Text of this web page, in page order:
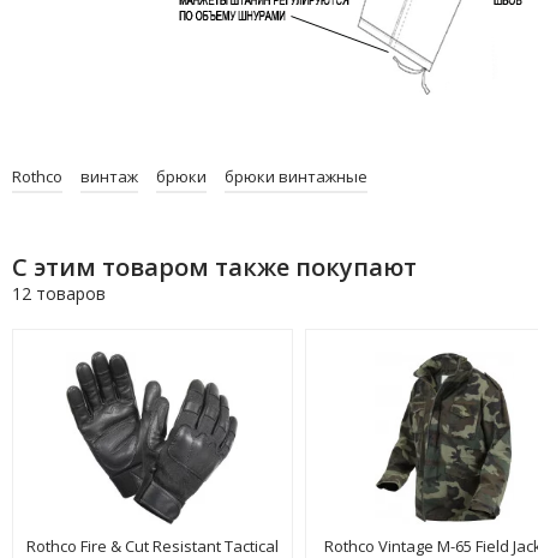
Rothco винтаж брюки брюки винтажные
С этим товаром также покупают
12 товаров
Rothco Fire & Cut Resistant Tactical
Rothco Vintage M-65 Field